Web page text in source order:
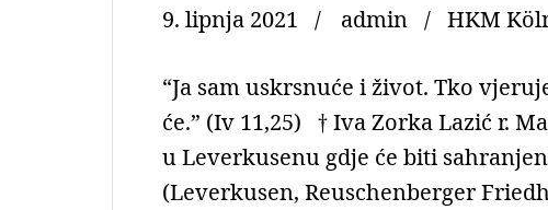
9. lipnja 2021 admin HKM
“Ja sam uskrsnuće i život. Tko
će.” (Iv 11,25) † Iva Zorka Lazić r.
u Leverkusenu gdje će biti
(Leverkusen, Reuschenberger